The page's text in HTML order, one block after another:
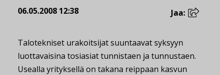
06.05.2008 12:38 Jaa:
Talotekniset urakoitsijat suuntaavat syksyyn
luottavaisina tosiasiat tunnistaen ja tunnustaen.
Usealla yrityksellä on takana reippaan kasvun